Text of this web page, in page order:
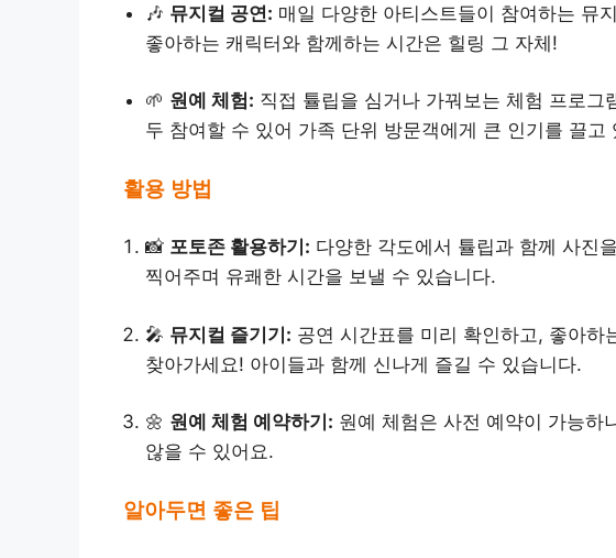
🎶 뮤지컬 공연: 매일 다양한 아티스트들이 참여하는 뮤
좋아하는 캐릭터와 함께하는 시간은 힐링 그 자체!
🌱 원예 체험: 직접 튤립을 심거나 가꿔보는 체험 프로
두 참여할 수 있어 가족 단위 방문객에게 큰 인기를 끌고
활용 방법
📸 포토존 활용하기: 다양한 각도에서 튤립과 함께 사진
찍어주며 유쾌한 시간을 보낼 수 있습니다.
🎤 뮤지컬 즐기기: 공연 시간표를 미리 확인하고, 좋아하
찾아가세요! 아이들과 함께 신나게 즐길 수 있습니다.
🌼 원예 체험 예약하기: 원예 체험은 사전 예약이 가능하
않을 수 있어요.
알아두면 좋은 팁